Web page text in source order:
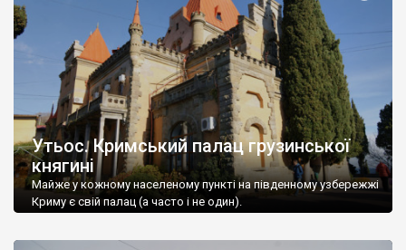
Утьос. Кримський палац грузинської
княгині
Майже у кожному населеному пункті на південному узбережжі
Криму є свій палац (а часто і не один).